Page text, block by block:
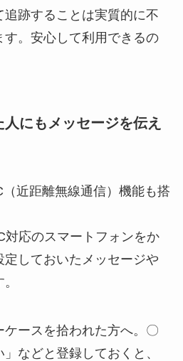
跡することは実質的に不
。安心して利用できるの
にもメッセージを伝え
近距離無線通信）機能も搭
対応のスマートフォンをか
定しておいたメッセージや
ースを拾われた方へ。〇
などと登録しておくと、